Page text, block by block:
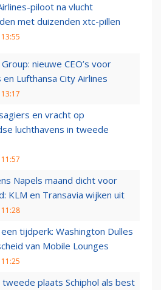
piloot na vlucht
met duizenden xtc-pillen
nieuwe CEO’s voor
en Lufthansa City Airlines
en vracht op
luchthavens in tweede
Napels maand dicht voor
KLM en Transavia wijken uit
tijdperk: Washington Dulles
van Mobile Lounges
plaats Schiphol als best